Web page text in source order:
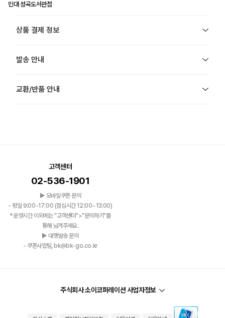
민대 성곡도서관점
상품 결제 정보
발송 안내
교환/반품 안내
고객센터
02-536-1901
▶ 모바일쿠폰 문의
- 평일 9:00-17:00 (점심시간 12:00~13:00)
*운영시간 이외에는 "고객센터">"문의하기"를
통해 남겨주세요.
▶ 대행발송 문의
- 쿠폰사업팀, bk@bk-go.co.kr
주식회사 소이코퍼레이션 사업자정보